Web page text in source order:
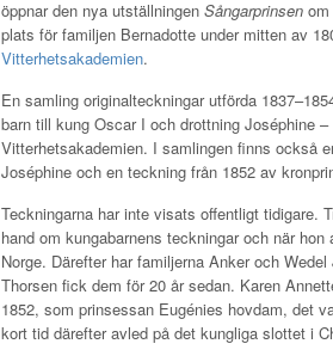
öppnar den nya utställningen Sångarprinsen
plats för familjen Bernadotte under mitten av
Vitterhetsakademien.
En samling originalteckningar utförda
barn till kung Oscar I och drottning Joséphine
Vitterhetsakademien. I samlingen finns också
Joséphine och en teckning från 1852 av
Teckningarna har inte visats offentligt tidigare.
hand om kungabarnens teckningar och när
Norge. Därefter har familjerna Anker och
Thorsen fick dem för 20 år sedan. Karen
1852, som prinsessan Eugénies hovdam, det
kort tid därefter avled på det kungliga slottet i